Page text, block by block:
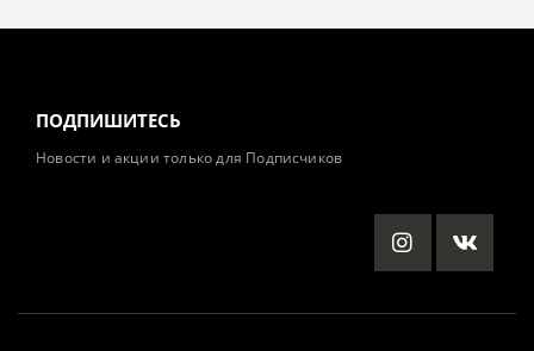
ПОДПИШИТЕСЬ
Новости и акции только для Подписчиков